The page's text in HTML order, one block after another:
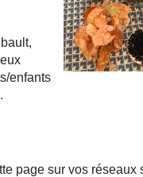
enfants
page sur vos réseaux